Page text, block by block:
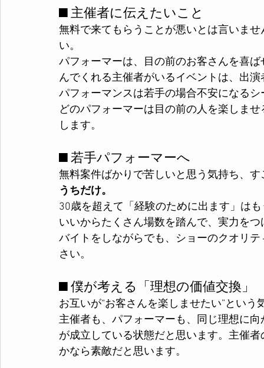
■ 主催者に伝えたいこと
無料で来てもらうことが悪いとは言いませ
い。
パフォーマーは、目の前のお客さんを喜
んでくれる主催者がいるイベントは、出
パフォーマンスは若手の場合不安になる
どのパフォーマーは目の前の人を楽しま
します。
■ 若手パフォーマーへ
無料案件ばかりで苦しいと思う気持ち、
うちだけ。
30歳を超えて「経験のために出ます」は
いいからたくさん場数を踏んで、実力を
バイトをしながらでも、ショーのクオリ
さい。
■ 僕が考える「理想の価値交換」
お互いが“お客さんを楽しませたい”とい
主催者も、パフォーマーも、同じ理想に
が成立している状態だと思います。主催
かなら素敵だと思います。